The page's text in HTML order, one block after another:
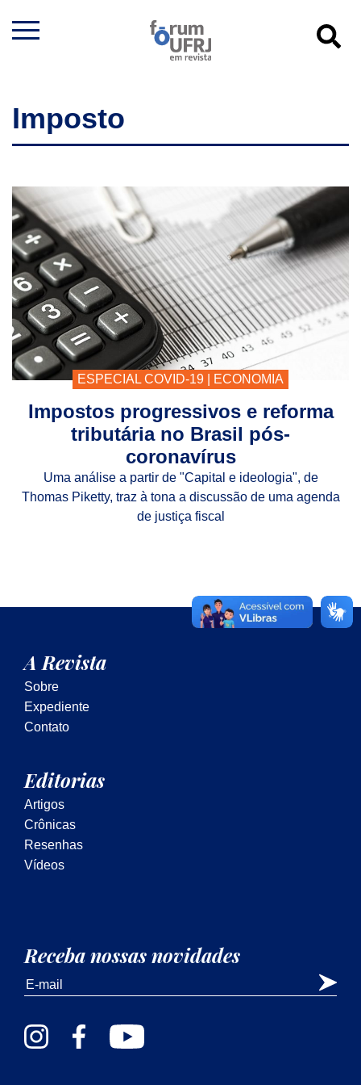
Imposto
ESPECIAL COVID-19 ECONOMIA
Impostos progressivos e reforma
tributária no Brasil pós-
coronavírus
Uma análise a partir de "Capital e ideologia", de
Thomas Piketty, traz à tona a discussão de uma agenda
de justiça fiscal
A Revista
Sobre
Expediente
Contato
Editorias
Artigos
Crônicas
Resenhas
Vídeos
Receba nossas novidades